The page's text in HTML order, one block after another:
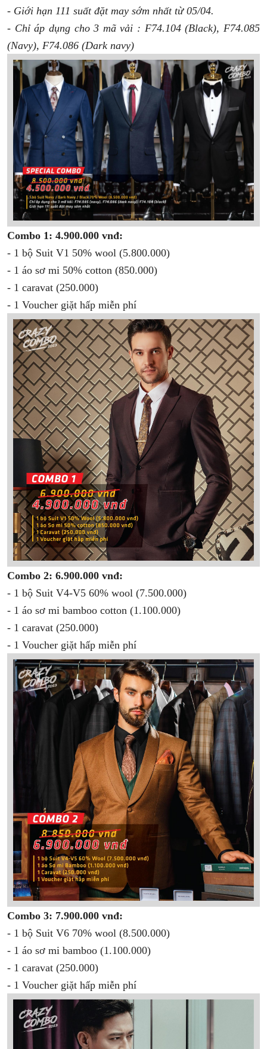
- Giới hạn 111 suất đặt may sớm nhất từ 05/04.
- Chỉ áp dụng cho 3 mã vải : F74.104 (Black), F74.085
(Navy), F74.086 (Dark navy)
Combo 1: 4.900.000 vnđ:
- 1 bộ Suit V1 50% wool (5.800.000)
- 1 áo sơ mi 50% cotton (850.000)
- 1 caravat (250.000)
- 1 Voucher giặt hấp miễn phí
Combo 2: 6.900.000 vnđ:
- 1 bộ Suit V4-V5 60% wool (7.500.000)
- 1 áo sơ mi bamboo cotton (1.100.000)
- 1 caravat (250.000)
- 1 Voucher giặt hấp miễn phí
Combo 3: 7.900.000 vnđ:
- 1 bộ Suit V6 70% wool (8.500.000)
- 1 áo sơ mi bamboo (1.100.000)
- 1 caravat (250.000)
- 1 Voucher giặt hấp miễn phí